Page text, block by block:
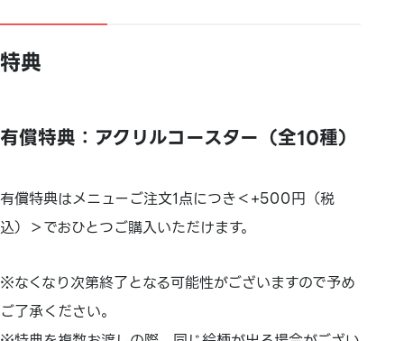
特典
有償特典：アクリルコースター（全10種）
有償特典はメニューご注文1点につき＜+500円（税
込）＞でおひとつご購入いただけます。
※なくなり次第終了となる可能性がございますので予め
ご了承ください。